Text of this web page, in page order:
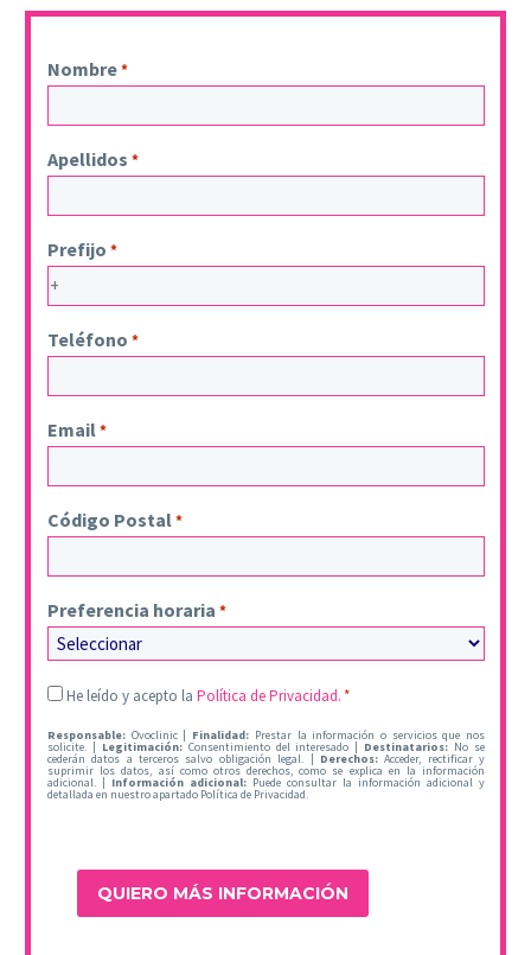
Nombre*
Apellidos *
Prefijo *
Teléfono *
Email*
Código Postal*
Preferencia horaria *
Legal
He leído y acepto la Política de Privacidad.*
Responsable: Ovoclinic | Finalidad: Prestar la información o servicios que nos
solicite. | Legitimación:Consentimiento del interesado | Destinatarios: No se
cederán datos a terceros salvo obligación legal. | Derechos:Acceder, rectificar y
suprimir los datos, así como otros derechos, como se explica en la información
adicional. | Información adicional: Puede consultar la información adicional y
detallada en nuestro apartado Política de Privacidad.